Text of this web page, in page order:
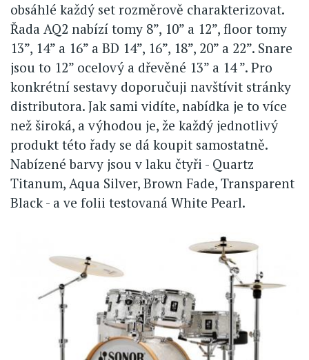
obsáhlé každý set rozměrově charakterizovat.
Řada AQ2 nabízí tomy 8”, 10” a 12”, floor tomy
13”, 14” a 16” a BD 14”, 16”, 18”, 20” a 22”. Snare
jsou to 12” ocelový a dřevěné 13” a 14 ”. Pro
konkrétní sestavy doporučuji navštívit stránky
distributora. Jak sami vidíte, nabídka je to více
než široká, a výhodou je, že každý jednotlivý
produkt této řady se dá koupit samostatně.
Nabízené barvy jsou v laku čtyři - Quartz
Titanum, Aqua Silver, Brown Fade, Transparent
Black - a ve folii testovaná White Pearl.